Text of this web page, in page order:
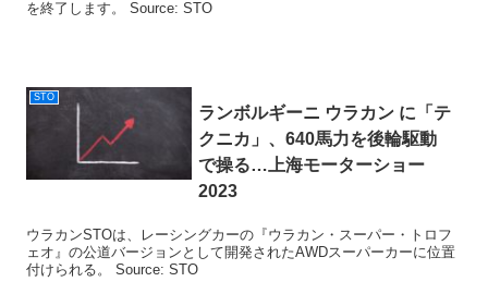
を終了します。 Source: STO
STO
ランボルギーニ ウラカン に「テ
クニカ」、640馬力を後輪駆動
で操る…上海モーターショー
2023
ウラカンSTOは、レーシングカーの『ウラカン・スーパー・トロフ
ェオ』の公道バージョンとして開発されたAWDスーパーカーに位置
付けられる。 Source: STO